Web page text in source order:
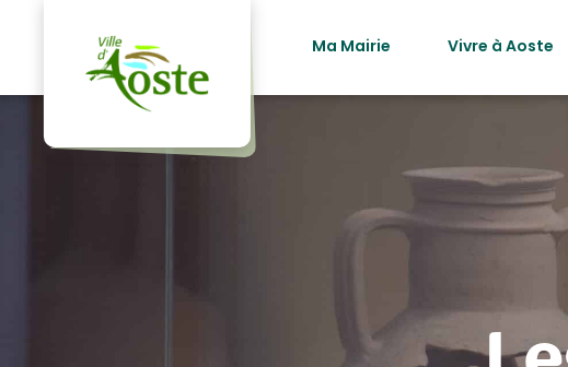
Ma Mairie
Vivre à Aoste